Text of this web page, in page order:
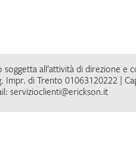
all’attività di direzione e
Impr. di Trento 01063120222 |
servizioclienti@erickson.it